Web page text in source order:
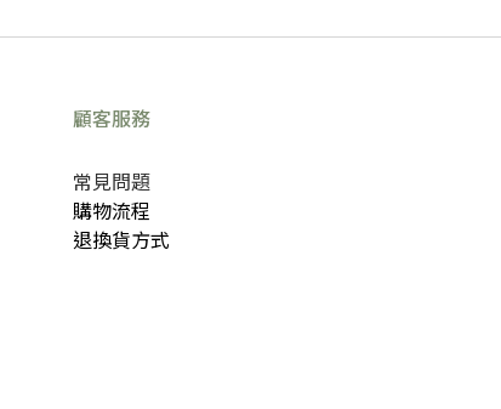
顧客服務
常見問題
購物流程
退換貨方式